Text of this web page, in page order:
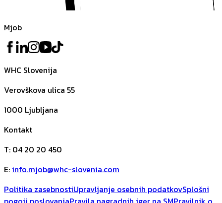
Mjob
WHC Slovenija
Verovškova ulica 55
1000 Ljubljana
Kontakt
T: 04 20 20 450
E: info.mjob@whc-slovenia.com
Politika zasebnostiUpravljanje osebnih podatkovSplošni